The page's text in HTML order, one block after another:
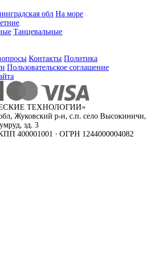
обл На море
Танцевальные
Контакты Политика
Пользовательское соглашение
ТЕХНОЛОГИИ»
Жуковский р-н, с.п. село Высокиничи,
зд. 3
400001001 · ОГРН 1244000004082